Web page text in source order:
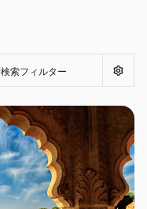
検索フィルター